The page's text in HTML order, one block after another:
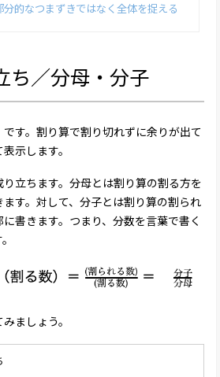
分的なつまずきではなく全体を捉える
ち／分母・分子
す。割り算で割り切れずに余りが出て
示します。
立ちます。分母とは割り算の割る方を
す。対して、分子とは割り算の割られ
書きます。つまり、分数を言葉で書く
ましょう。